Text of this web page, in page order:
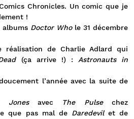
Chronicles. Un comic que je
!
Doctor Whole 31 décembre
réalisation de Charlie Adlard qui
(ça arrive !) : Astronauts in
l’année avec la suite de
Jonesavec The Pulsechez
que pas mal deDaredevilet de